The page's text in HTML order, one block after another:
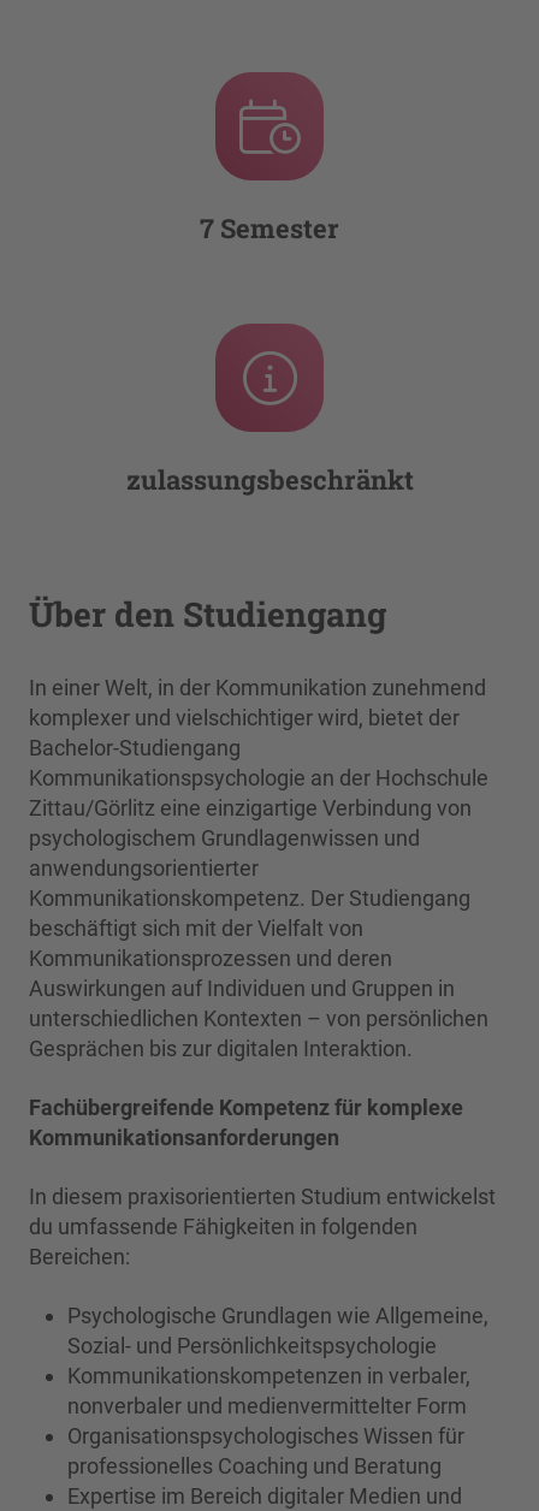
7 Semester
zulassungsbeschränkt
Über den Studiengang
In einer Welt, in der Kommunikation zunehmend
komplexer und vielschichtiger wird, bietet der
Bachelor-Studiengang
Kommunikationspsychologie an der Hochschule
Zittau/Görlitz eine einzigartige Verbindung von
psychologischem Grundlagenwissen und
anwendungsorientierter
Kommunikationskompetenz. Der Studiengang
beschäftigt sich mit der Vielfalt von
Kommunikationsprozessen und deren
Auswirkungen auf Individuen und Gruppen in
unterschiedlichen Kontexten – von persönlichen
Gesprächen bis zur digitalen Interaktion.
Fachübergreifende Kompetenz für komplexe
Kommunikationsanforderungen
In diesem praxisorientierten Studium entwickelst
du umfassende Fähigkeiten in folgenden
Bereichen:
Psychologische Grundlagen wie Allgemeine,
Sozial- und Persönlichkeitspsychologie
Kommunikationskompetenzen in verbaler,
nonverbaler und medienvermittelter Form
Organisationspsychologisches Wissen für
professionelles Coaching und Beratung
Expertise im Bereich digitaler Medien und